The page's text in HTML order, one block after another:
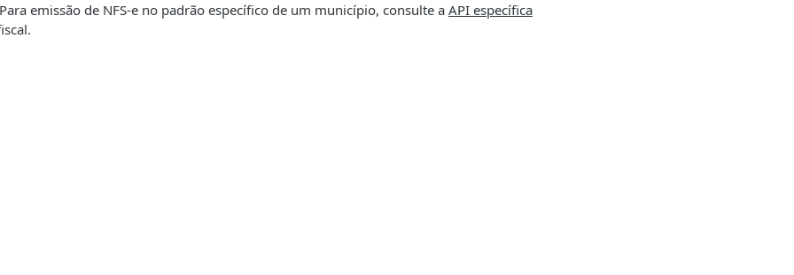
emissão de NFS-e no padrão específico de um município, consulte a API específica